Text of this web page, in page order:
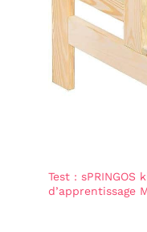
Test :
d’apprentissage